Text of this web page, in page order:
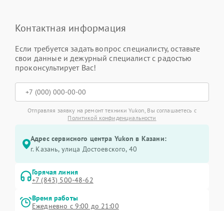
Контактная информация
Если требуется задать вопрос специалисту, оставьте
свои данные и дежурный специалист с радостью
проконсультирует Вас!
Отправляя заявку на ремонт техники Yukon, Вы соглашаетесь с
Политикой конфиденциальности
Адрес сервисного центра Yukon в Казани:
г. Казань, улица Достоевского, 40
Горячая линия
+7 (843) 500-48-62
Время работы
Ежедневно с 9:00 до 21:00